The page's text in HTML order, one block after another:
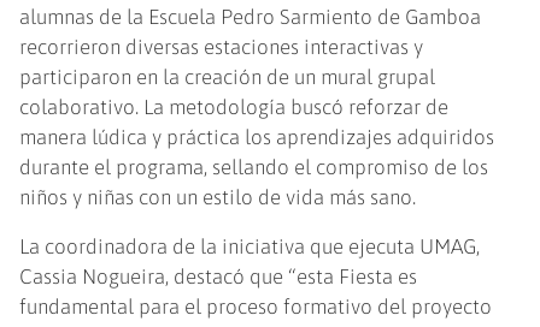
alumnas de la Escuela Pedro Sarmiento de Gamboa
recorrieron diversas estaciones interactivas y
participaron en la creación de un mural grupal
colaborativo. La metodología buscó reforzar de
manera lúdica y práctica los aprendizajes adquiridos
durante el programa, sellando el compromiso de los
niños y niñas con un estilo de vida más sano.
La coordinadora de la iniciativa que ejecuta UMAG,
Cassia Nogueira, destacó que “esta Fiesta es
fundamental para el proceso formativo del proyecto